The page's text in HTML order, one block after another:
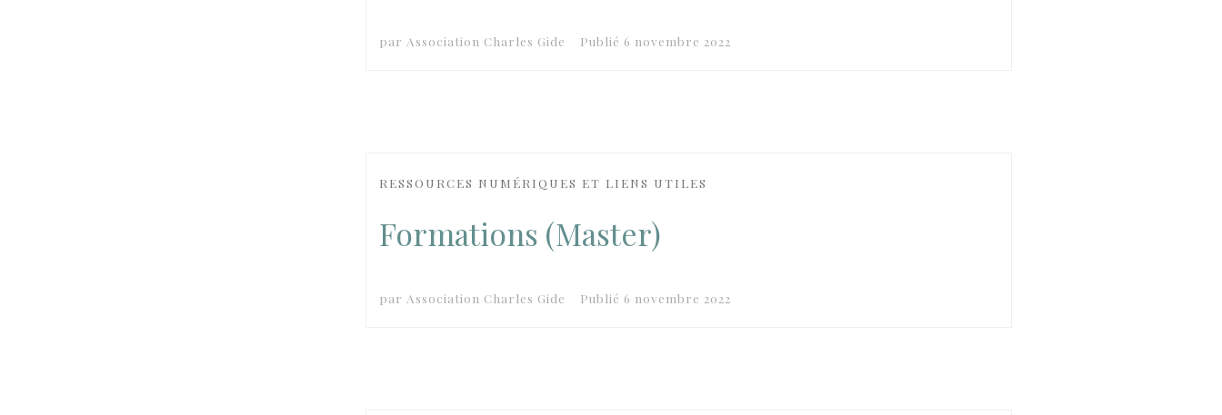
par Association Charles Gide Publié 6 novembre 2022
RESSOURCES NUMÉRIQUES ET LIENS UTILES
Formations (Master)
par Association Charles Gide Publié 6 novembre 2022